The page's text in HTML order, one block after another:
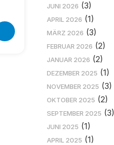
JUNI 2026 (3)
APRIL 2026 (1)
MÄRZ 2026 (3)
FEBRUAR 2026 (2)
JANUAR 2026 (2)
DEZEMBER 2025 (1)
NOVEMBER 2025 (3)
OKTOBER 2025 (2)
SEPTEMBER 2025 (3)
JUNI 2025 (1)
APRIL 2025 (1)